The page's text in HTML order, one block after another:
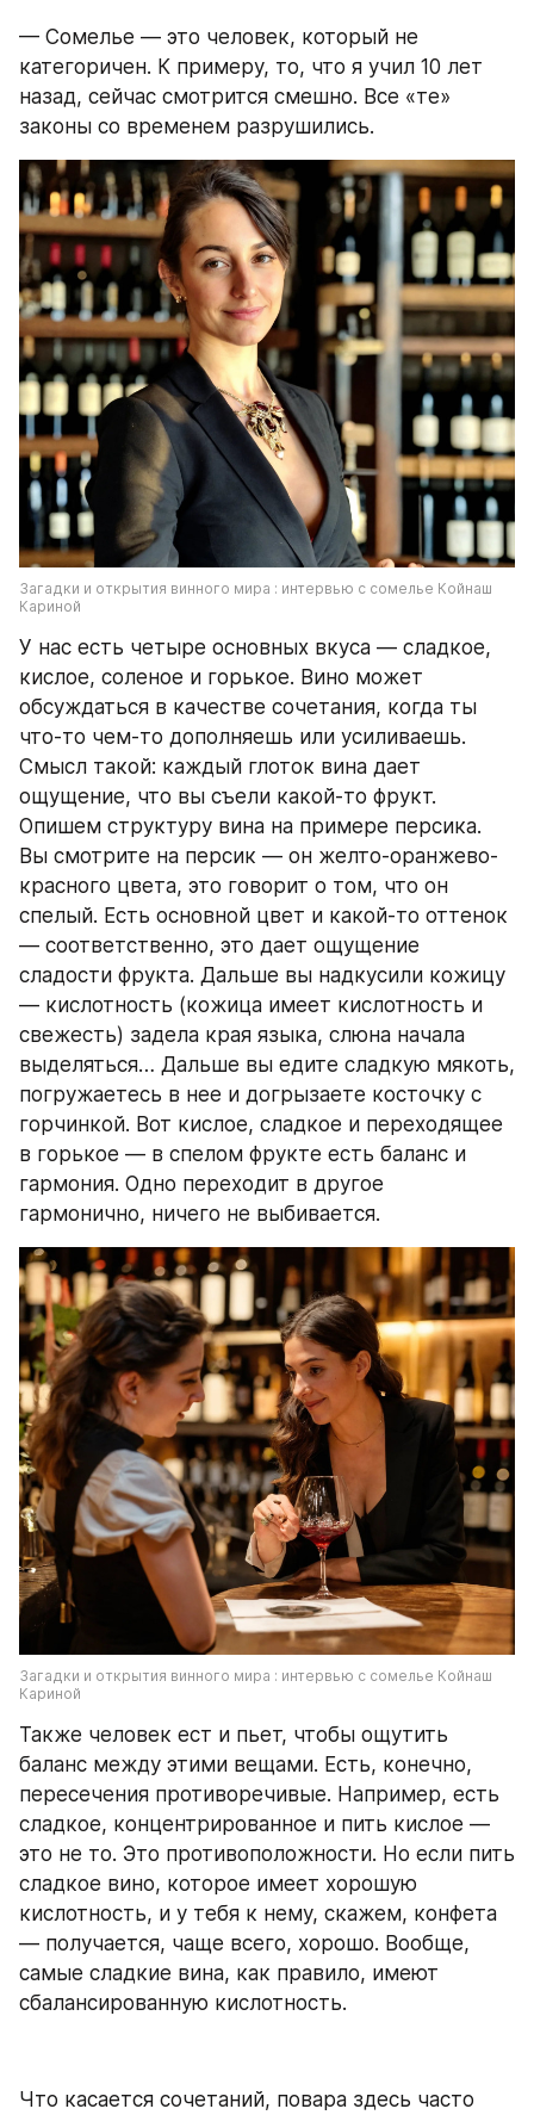
— Сомелье — это человек, который не
категоричен. К примеру, то, что я учил 10 лет
назад, сейчас смотрится смешно. Все «те»
законы со временем разрушились.
Загадки и открытия винного мира : интервью с сомелье Койнаш
Кариной
У нас есть четыре основных вкуса — сладкое,
кислое, соленое и горькое. Вино может
обсуждаться в качестве сочетания, когда ты
что-то чем-то дополняешь или усиливаешь.
Смысл такой: каждый глоток вина дает
ощущение, что вы съели какой-то фрукт.
Опишем структуру вина на примере персика.
Вы смотрите на персик — он желто-оранжево-
красного цвета, это говорит о том, что он
спелый. Есть основной цвет и какой-то оттенок
— соответственно, это дает ощущение
сладости фрукта. Дальше вы надкусили кожицу
— кислотность (кожица имеет кислотность и
свежесть) задела края языка, слюна начала
выделяться… Дальше вы едите сладкую мякоть,
погружаетесь в нее и догрызаете косточку с
горчинкой. Вот кислое, сладкое и переходящее
в горькое — в спелом фрукте есть баланс и
гармония. Одно переходит в другое
гармонично, ничего не выбивается.
Загадки и открытия винного мира : интервью с сомелье Койнаш
Кариной
Также человек ест и пьет, чтобы ощутить
баланс между этими вещами. Есть, конечно,
пересечения противоречивые. Например, есть
сладкое, концентрированное и пить кислое —
это не то. Это противоположности. Но если пить
сладкое вино, которое имеет хорошую
кислотность, и у тебя к нему, скажем, конфета
— получается, чаще всего, хорошо. Вообще,
самые сладкие вина, как правило, имеют
сбалансированную кислотность.
Что касается сочетаний, повара здесь часто